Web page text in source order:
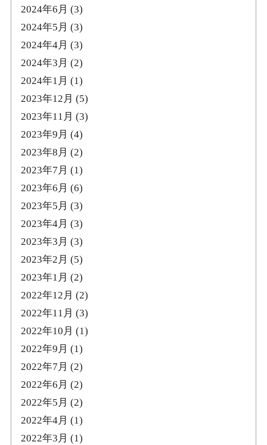
2024年6月 (3)
2024年5月 (3)
2024年4月 (3)
2024年3月 (2)
2024年1月 (1)
2023年12月 (5)
2023年11月 (3)
2023年9月 (4)
2023年8月 (2)
2023年7月 (1)
2023年6月 (6)
2023年5月 (3)
2023年4月 (3)
2023年3月 (3)
2023年2月 (5)
2023年1月 (2)
2022年12月 (2)
2022年11月 (3)
2022年10月 (1)
2022年9月 (1)
2022年7月 (2)
2022年6月 (2)
2022年5月 (2)
2022年4月 (1)
2022年3月 (1)